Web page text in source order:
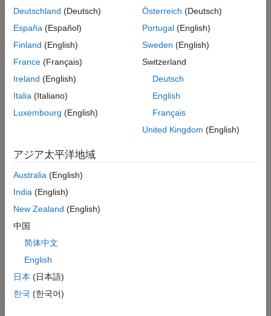
生成された固定小数点の MATLAB コードの
表示
浮動小数点の実行と固定小数点の実行の比較
固定小数点の構成オブジェクトのセットアップ
設計範囲の指定
成の有効化
C コード生成の構成オブジェクトのセットアップ
範囲の派生と固定小数点コードの生成
生成された固定小数点の
浮動小数点の実行と固定小数点の実行の比較
前提条件
この例を実行するには、次の製品をインストールしなければなり
ません。
Deutschland (Deutsch)
España (Español)
Finland (English)
France (Français)
Ireland (English)
Italia (Italiano)
Luxembourg (English)
Österreich (Deutsch)
Portugal(English)
Sweden (English)
Switzerland
Deutsch
English
Français
United Kingdom (English)
アジア太平洋地域
Australia (English)
India (English)
New Zealand (English)
中国
简体中文
English
日本 (日本語)
한국 (한국어)